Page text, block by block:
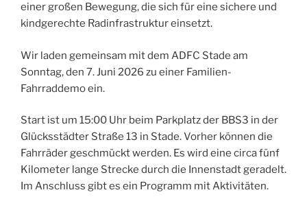
einer großen Bewegung, die sich für eine sichere und
kindgerechte Radinfrastruktur einsetzt.
Wir laden gemeinsam mit dem ADFC Stade am
Sonntag, den 7. Juni 2026 zu einer Familien-
Fahrraddemo ein.
Start ist um 15:00 Uhr beim Parkplatz der BBS3 in der
Glücksstädter Straße 13 in Stade. Vorher können die
Fahrräder geschmückt werden. Es wird eine circa fünf
Kilometer lange Strecke durch die Innenstadt geradelt.
Im Anschluss gibt es ein Programm mit Aktivitäten.